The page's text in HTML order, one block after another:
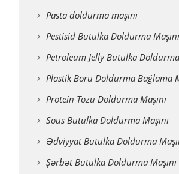
Pasta doldurma maşını
Pestisid Butulka Doldurma Maşını
Petroleum Jelly Butulka Doldurma
Plastik Boru Doldurma Bağlama
Protein Tozu Doldurma Maşını
Sous Butulka Doldurma Maşını
Ədviyyat Butulka Doldurma
Şərbət Butulka Doldurma Maşını